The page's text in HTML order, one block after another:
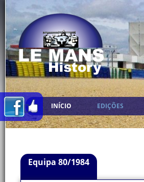
INÍCIO EDIÇÕES
Equipa 80/1984